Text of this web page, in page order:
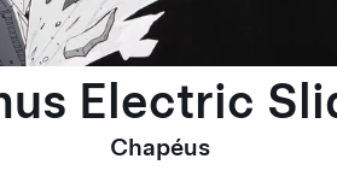
Electric
Chapéus